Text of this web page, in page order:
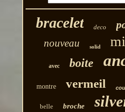
bracelet deco
nouveau solid
avec boite
montre vermeil
belle broche